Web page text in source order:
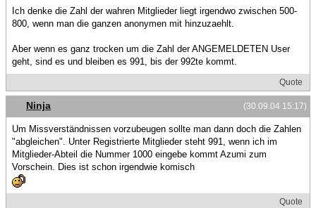
Ich denke die Zahl der wahren Mitglieder liegt irgendwo zwischen 500-
800, wenn man die ganzen anonymen mit hinzuzaehlt.
Aber wenn es ganz trocken um die Zahl der ANGEMELDETEN User
geht, sind es und bleiben es 991, bis der 992te kommt.
Quote
(30.09.04 15:17)
Ninja
Um Missverständnissen vorzubeugen sollte man dann doch die Zahlen
"abgleichen". Unter Registrierte Mitglieder steht 991, wenn ich im
Mitglieder-Abteil die Nummer 1000 eingebe kommt Azumi zum
Vorschein. Dies ist schon irgendwie komisch
Quote